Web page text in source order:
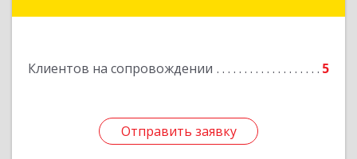
Клиентов на сопровождении 5
Отправить заявку
Отправить заявку